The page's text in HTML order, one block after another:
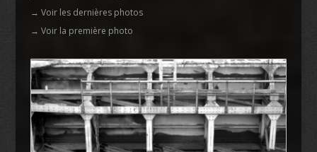
→ Voir les dernières photos
→ Voir la première photo